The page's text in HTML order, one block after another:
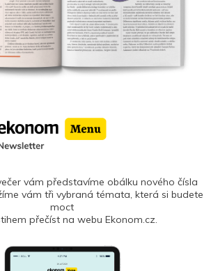
vám představíme obálku nového čísla
vám tři vybraná témata, která si budete
moct
přečíst na webu Ekonom.cz.